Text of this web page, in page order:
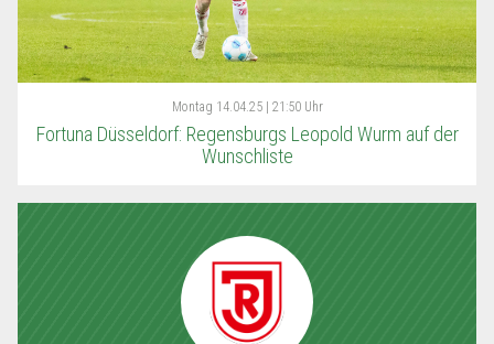
Montag 14.04.25 | 21:50 Uhr
Fortuna Düsseldorf: Regensburgs Leopold Wurm auf der
Wunschliste